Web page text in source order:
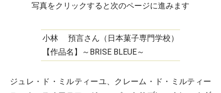
写真をクリックすると次のページに進みます
小林 預言さん（日本菓子専門学校）
【作品名】～BRISE BLEUE～
ジュレ・ド・ミルティーユ、クレーム・ド・ミルティー